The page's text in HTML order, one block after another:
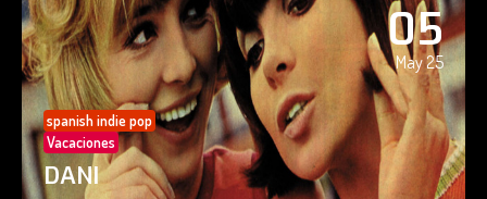
05
May 25
spanish indie pop
Vacaciones
DANI